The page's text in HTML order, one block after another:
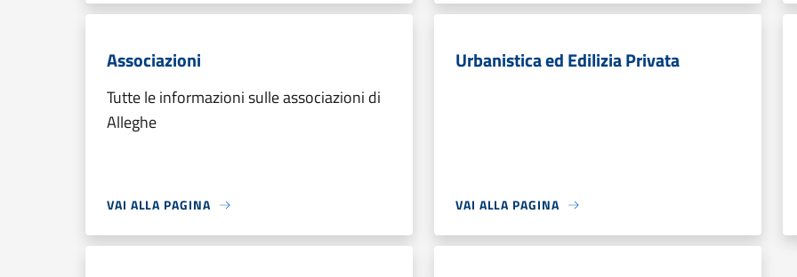
Associazioni
Tutte le informazioni sulle associazioni di
Alleghe
VAI ALLA PAGINA
Urbanistica ed Edilizia Privata
VAI ALLA PAGINA